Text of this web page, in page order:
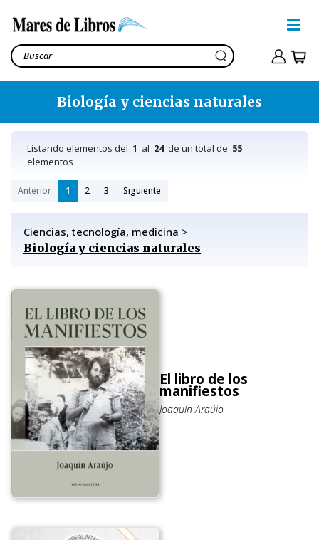
Biología y ciencias naturales
Listando elementos del 1 al 24de un total de 55
elementos
Anterior 1 2 3 Siguiente
Ciencias, tecnología, medicina >
Biología y ciencias naturales
El libro de los
manifiestos
Joaquín Araújo